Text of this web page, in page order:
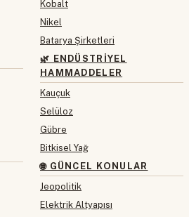
Kobalt
Nikel
Batarya Şirketleri
🌿 ENDÜSTRIYEL
HAMMADDELER
Kauçuk
Selüloz
Gübre
Bitkisel Yağ
🌐 GÜNCEL KONULAR
Jeopolitik
Elektrik Altyapısı